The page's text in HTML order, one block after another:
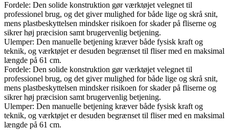
Fordele: Den solide konstruktion gør værktøjet velegnet til
professionel brug, og det giver mulighed for både lige og skrå snit,
mens plastbeskyttelsen mindsker risikoen for skader på fliserne og
sikrer høj præcision samt brugervenlig betjening.
Ulemper: Den manuelle betjening kræver både fysisk kraft og
teknik, og værktøjet er desuden begrænset til fliser med en maksimal
længde på 61 cm.
Fordele: Den solide konstruktion gør værktøjet velegnet til
professionel brug, og det giver mulighed for både lige og skrå snit,
mens plastbeskyttelsen mindsker risikoen for skader på fliserne og
sikrer høj præcision samt brugervenlig betjening.
Ulemper: Den manuelle betjening kræver både fysisk kraft og
teknik, og værktøjet er desuden begrænset til fliser med en maksimal
længde på 61 cm.